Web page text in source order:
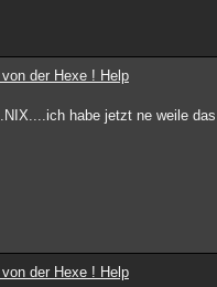
der Hexe ! Help
habe jetzt ne weile
der Hexe ! Help